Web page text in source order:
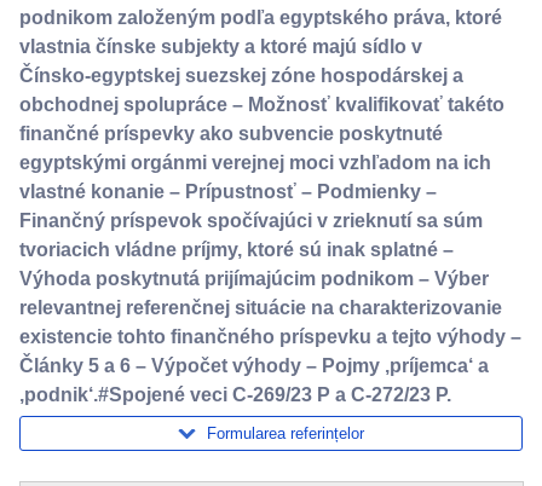
podnikom založeným podľa egyptského práva, ktoré
vlastnia čínske subjekty a ktoré majú sídlo v
Čínsko‑egyptskej suezskej zóne hospodárskej a
obchodnej spolupráce – Možnosť kvalifikovať takéto
finančné príspevky ako subvencie poskytnuté
egyptskými orgánmi verejnej moci vzhľadom na ich
vlastné konanie – Prípustnosť – Podmienky –
Finančný príspevok spočívajúci v zrieknutí sa súm
tvoriacich vládne príjmy, ktoré sú inak splatné –
Výhoda poskytnutá prijímajúcim podnikom – Výber
relevantnej referenčnej situácie na charakterizovanie
existencie tohto finančného príspevku a tejto výhody –
Články 5 a 6 – Výpočet výhody – Pojmy ‚príjemca‘ a
‚podnik‘.#Spojené veci C-269/23 P a C-272/23 P.
Formularea referințelor